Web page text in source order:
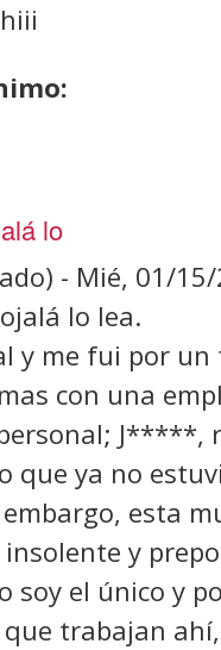
lo
- Mié, 01/
lo lea.
y me fui por
con una
J*****,
que ya no
esta
insolente y
soy el único y
trabajan